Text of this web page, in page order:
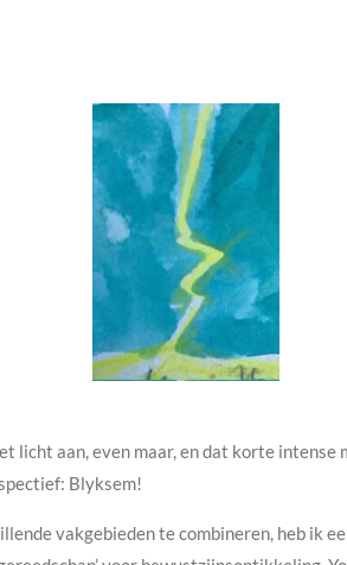
licht aan, even maar, en dat korte intense
Blyksem!
vakgebieden te combineren, heb ik